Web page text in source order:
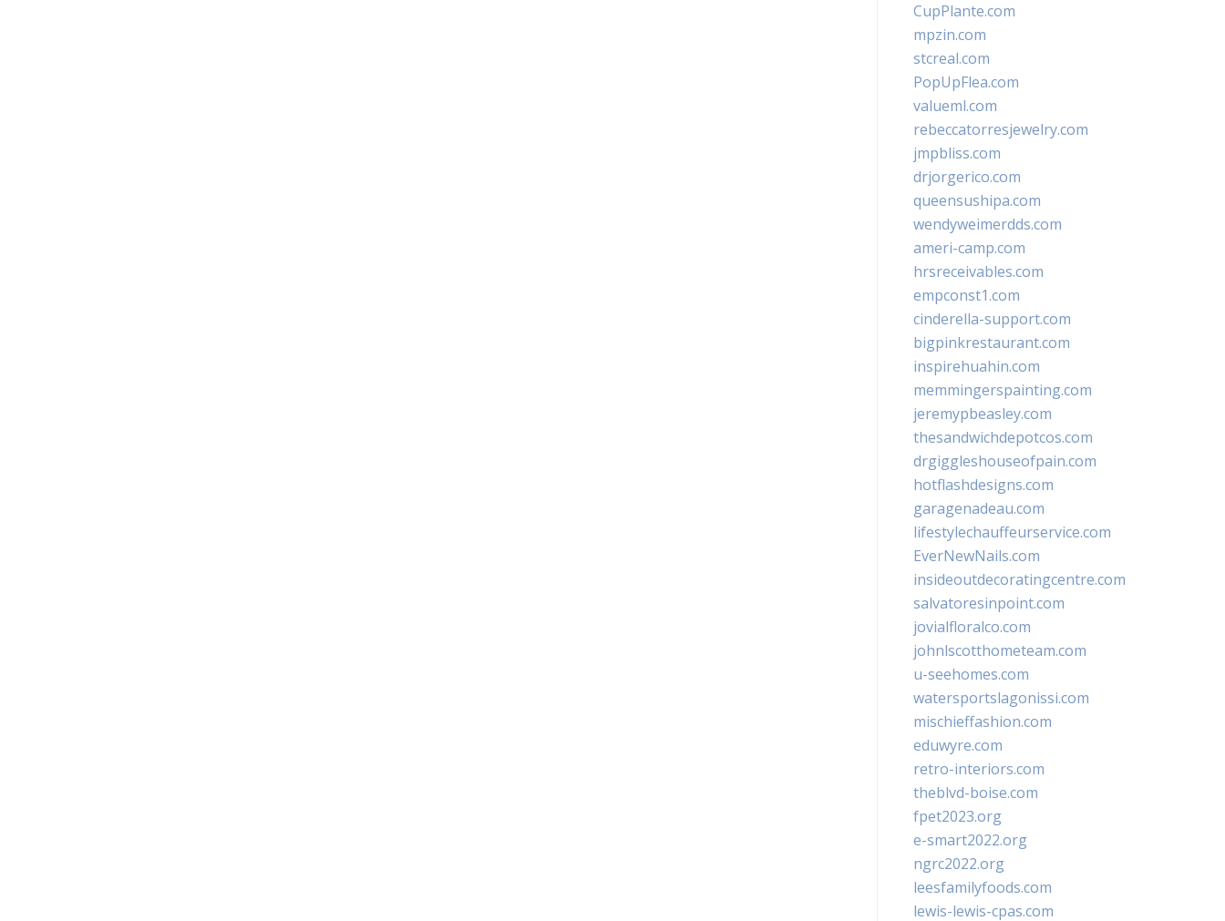
CupPlante.com
mpzin.com
stcreal.com
PopUpFlea.com
valueml.com
rebeccatorresjewelry.com
jmpbliss.com
drjorgerico.com
queensushipa.com
wendyweimerdds.com
ameri-camp.com
hrsreceivables.com
empconst1.com
cinderella-support.com
bigpinkrestaurant.com
inspirehuahin.com
memmingerspainting.com
jeremypbeasley.com
thesandwichdepotcos.com
drgiggleshouseofpain.com
hotflashdesigns.com
garagenadeau.com
lifestylechauffeurservice.com
EverNewNails.com
insideoutdecoratingcentre.com
salvatoresinpoint.com
jovialfloralco.com
johnlscotthometeam.com
u-seehomes.com
watersportslagonissi.com
mischieffashion.com
eduwyre.com
retro-interiors.com
theblvd-boise.com
fpet2023.org
e-smart2022.org
ngrc2022.org
leesfamilyfoods.com
lewis-lewis-cpas.com